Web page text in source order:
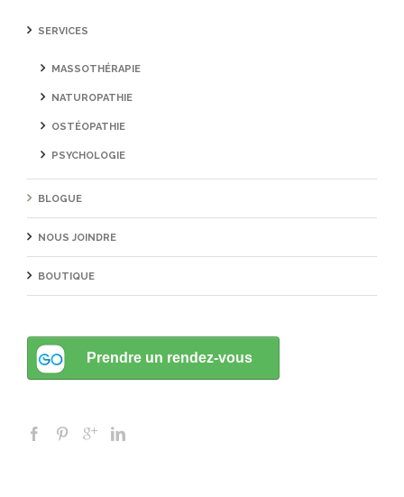
SERVICES
MASSOTHÉRAPIE
NATUROPATHIE
OSTÉOPATHIE
PSYCHOLOGIE
BLOGUE
NOUS JOINDRE
BOUTIQUE